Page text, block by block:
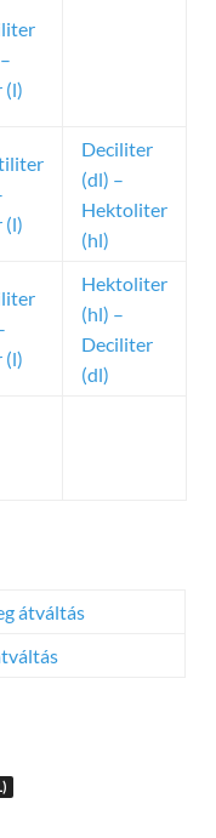
(l)
(l)
Deciliter
(dl) –
Hektoliter
(hl)
(l)
Hektoliter
(hl) –
Deciliter
(dl)
átváltás